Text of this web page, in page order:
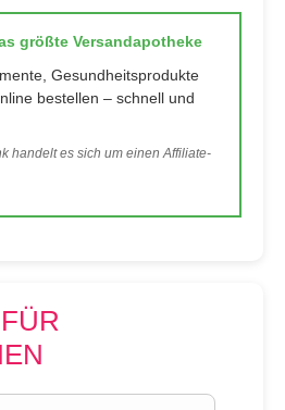
größte Versandapotheke
Gesundheitsprodukte
bestellen – schnell und
handelt es sich um einen Affiliate-